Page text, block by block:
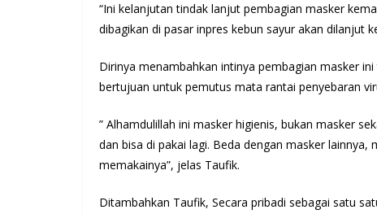
“Ini kelanjutan tindak lanjut pembagian masker
dibagikan di pasar inpres kebun sayur akan dilanjut
Dirinya menambahkan intinya pembagian masker
bertujuan untuk pemutus mata rantai penyebaran
” Alhamdulillah ini masker higienis, bukan masker
dan bisa di pakai lagi. Beda dengan masker
memakainya”, jelas Taufik.
Ditambahkan Taufik, Secara pribadi sebagai satu